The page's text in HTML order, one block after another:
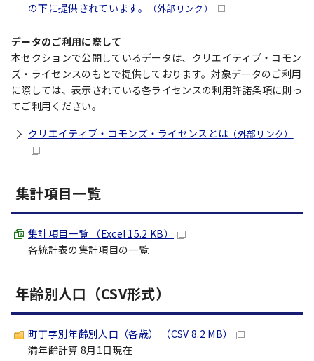
の下に提供されています。
（外部リンク）
データのご利用に際して
本セクションで公開しているデータは、クリエイティブ・コモン
ズ・ライセンスのもとで提供しております。対象データのご利用
に際しては、表示されている各ライセンスの利用許諾条項に則っ
てご利用ください。
クリエイティブ・コモンズ・ライセンスとは （外部リンク）
集計項目一覧
集計項目一覧 （Excel 15.2 KB）
各統計表の集計項目の一覧
年齢別人口（CSV形式）
町丁字別年齢別人口（各歳） （CSV 8.2 MB）
満年齢計算 8月1日現在